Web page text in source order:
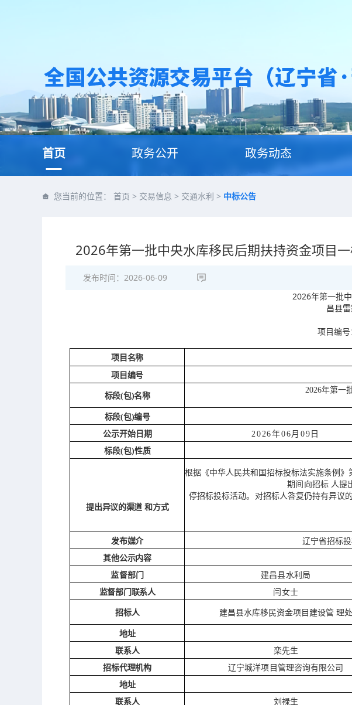
首页 政务公开 政务动态
您当前的位置： 首页 > 交易信息 > 交通水利 > 中标公告
2026年第一批中央水库移民后期扶持资金项目
发布时间： 2026-06-09
2026年第一批
昌县
项目编号
项目名称
项目编号
标段(包)名称
2026年第一
标段(包)编号
公示开始日期
2026年06月09日
标段(包)性质
提出异议的渠道 和方式
根据《中华人民共和国招标投标法实施条例》
期间向招标 人提
停招标投标活动。对招标人答复仍持有异议
发布媒介 辽宁省招标
其他公示内容
监督部门
建昌县水利局
监督部门联系人
闫女士
招标人 建昌县水库移民资金项目建设管 理处
地址
联系人
栾先生
招标代理机构
辽宁城洋项目管理咨询有限公司
地址
联系人
刘禄生